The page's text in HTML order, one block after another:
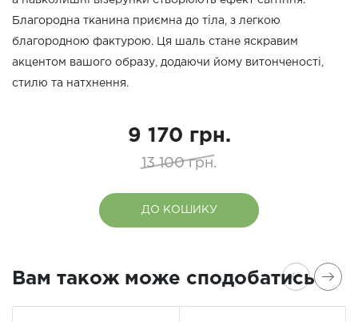
Благородна тканина приємна до тіла, з легкою
благородною фактурою. Ця шаль стане яскравим
акцентом вашого образу, додаючи йому витонченості,
стилю та натхнення.
9 170 грн.
13 100 грн.
ДО КОШИКУ
Вам також може сподобатись